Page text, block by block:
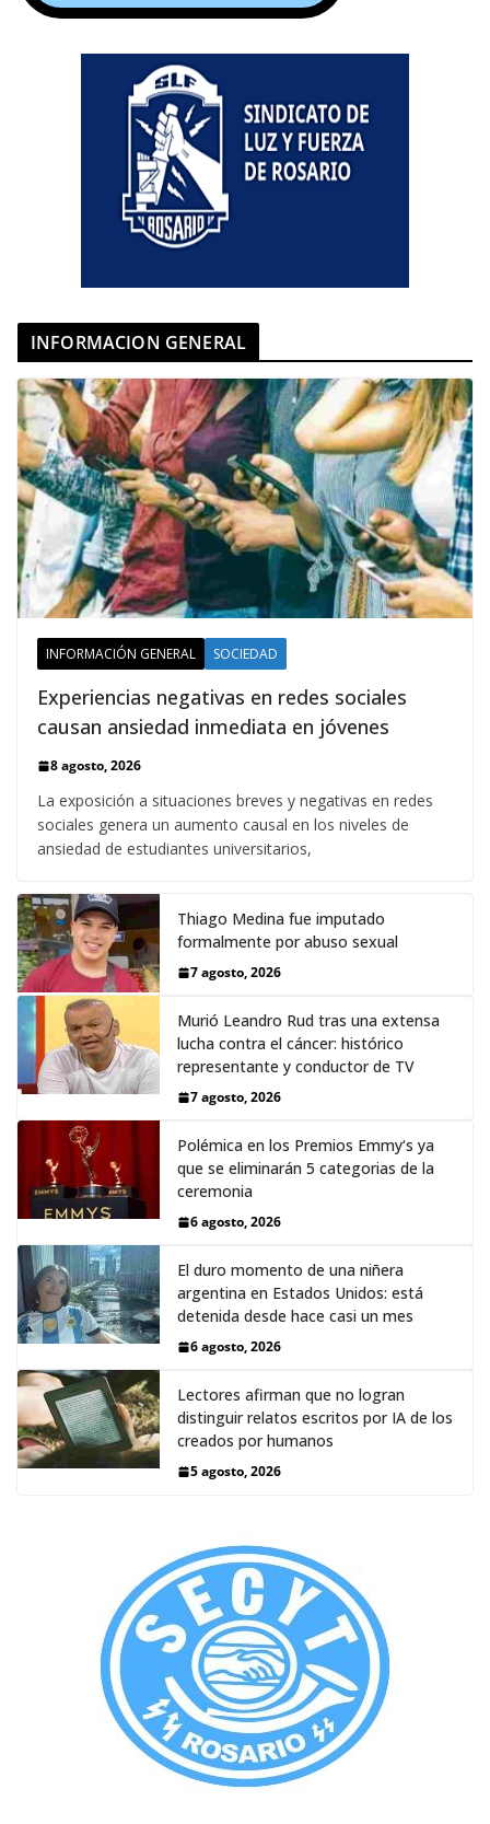
INFORMACION GENERAL
INFORMACIÓN GENERAL SOCIEDAD
Experiencias negativas en redes sociales
causan ansiedad inmediata en jóvenes
8 agosto, 2026
La exposición a situaciones breves y negativas en redes
sociales genera un aumento causal en los niveles de
ansiedad de estudiantes universitarios,
Thiago Medina fue imputado
formalmente por abuso sexual
7 agosto, 2026
Murió Leandro Rud tras una extensa
lucha contra el cáncer: histórico
representante y conductor de TV
7 agosto, 2026
Polémica en los Premios Emmy‘s ya
que se eliminarán 5 categorias de la
ceremonia
6 agosto, 2026
El duro momento de una niñera
argentina en Estados Unidos: está
detenida desde hace casi un mes
6 agosto, 2026
Lectores afirman que no logran
distinguir relatos escritos por IA de los
creados por humanos
5 agosto, 2026